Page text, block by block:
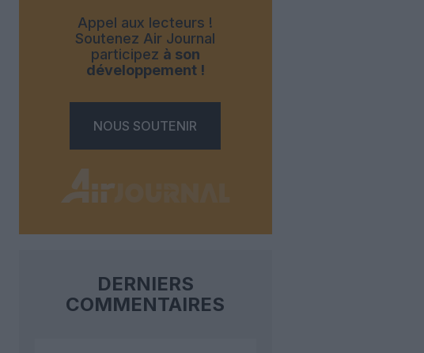
Appel aux lecteurs !
Soutenez Air Journal
participez à son
développement !
NOUS SOUTENIR
DERNIERS
COMMENTAIRES